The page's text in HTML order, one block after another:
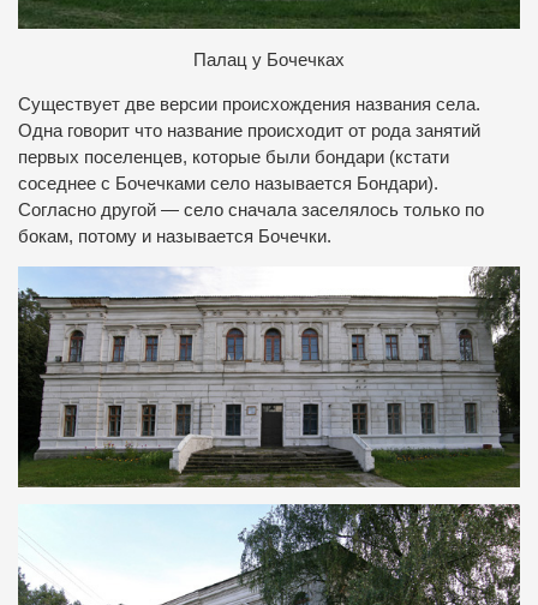
Палац у Бочечках
Существует две версии происхождения названия села.
Одна говорит что название происходит от рода занятий
первых поселенцев, которые были бондари (кстати
соседнее с Бочечками село называется Бондари).
Согласно другой — село сначала заселялось только по
бокам, потому и называется Бочечки.